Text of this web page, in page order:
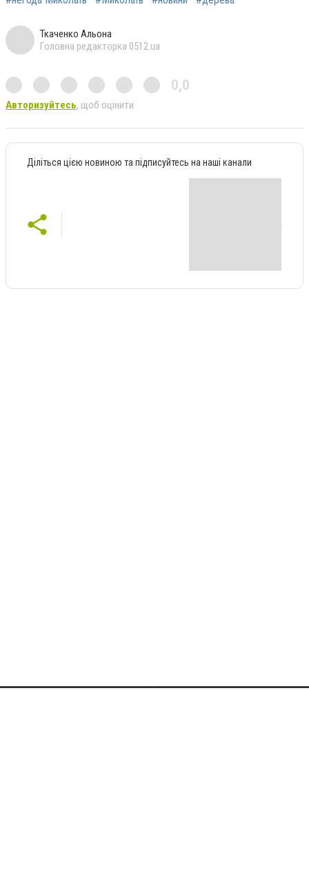
Ткаченко Альона
Головна редакторка 0512.ua
0,0
Авторизуйтесь, щоб оцінити
Діліться цією новиною та підписуйтесь на наші канали